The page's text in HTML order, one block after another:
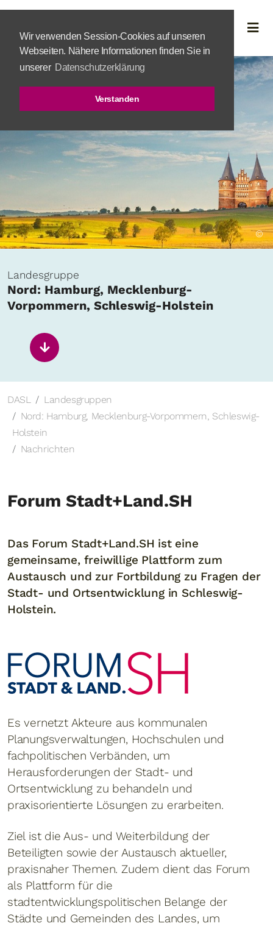
Wir verwenden Session-Cookies auf unseren
Webseiten. Nähere Informationen finden Sie in
unserer Datenschutzerklärung
Verstanden
©
Landesgruppe
Nord: Hamburg, Mecklenburg-
Vorpommern, Schleswig-Holstein
DASL
Landesgruppen
Nord: Hamburg, Mecklenburg-Vorpommern, Schleswig-
Holstein
Nachrichten
Forum Stadt+Land.SH
Das Forum Stadt+Land.SH ist eine
gemeinsame, freiwillige Plattform zum
Austausch und zur Fortbildung zu Fragen der
Stadt- und Ortsentwicklung in Schleswig-
Holstein.
Es vernetzt Akteure aus kommunalen
Planungsverwaltungen, Hochschulen und
fachpolitischen Verbänden, um
Herausforderungen der Stadt- und
Ortsentwicklung zu behandeln und
praxisorientierte Lösungen zu erarbeiten.
Ziel ist die Aus- und Weiterbildung der
Beteiligten sowie der Austausch aktueller,
praxisnaher Themen. Zudem dient das Forum
als Plattform für die
stadtentwicklungspolitischen Belange der
Städte und Gemeinden des Landes, um